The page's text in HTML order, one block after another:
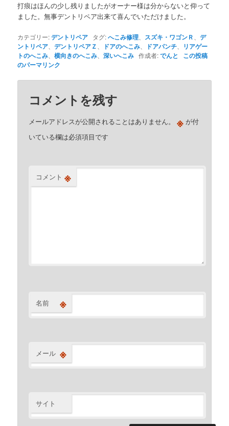
打痕はほんの少し残りましたがオーナー様は分からないと仰って
ました。無事デントリペア出来て喜んでいただけました。
カテゴリー:デントリペア タグ:へこみ修理 スズキ・ワゴンＲ 、デ
ントリペア 、デントリペアＺ ドアのへこみ ドアパンチ
リアゲー
トのへこみ 、横向きのへこみ 、深いへこみ 作成者:でんと
この投稿
のパーマリンク
コメントを残す
メールアドレスが公開されることはありません。 ※ が付
いている欄は必須項目です
コメント ※
名前 ※
メール ※
サイト